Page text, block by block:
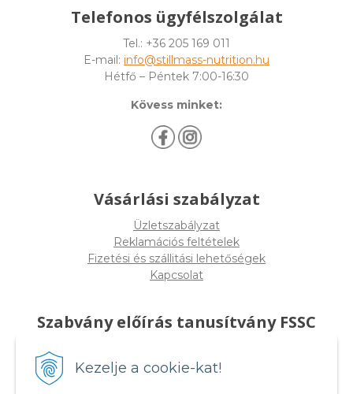
Kezelje a cookie-kat!
Telefonos ügyfélszolgálat
Tel.: +36 205 169 011
E-mail: info@stillmass-nutrition.hu
Hétfő – Péntek 7:00-16:30
Kövess minket:
Vásárlási szabályzat
Üzletszabályzat
Reklamációs feltételek
Fizetési és szállitási lehetőségek
Kapcsolat
Szabvány előírás tanusítvány FSSC